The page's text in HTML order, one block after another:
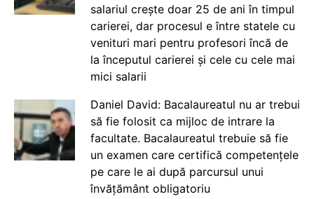
salariul crește doar 25 de ani în timpul
carierei, dar procesul e între statele cu
venituri mari pentru profesori încă de
la începutul carierei și cele cu cele mai
mici salarii
Daniel David: Bacalaureatul nu ar trebui
să fie folosit ca mijloc de intrare la
facultate. Bacalaureatul trebuie să fie
un examen care certifică competențele
pe care le ai după parcursul unui
învățământ obligatoriu